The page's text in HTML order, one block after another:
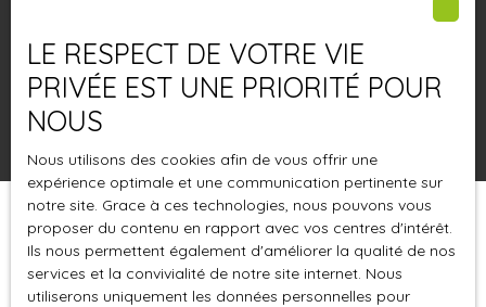
Surface min (m²)
Pertinence
Trier par Créer une alerte
LE RESPECT DE VOTRE VIE
PRIVÉE EST UNE PRIORITÉ POUR
NOUS
Nous utilisons des cookies afin de vous offrir une
expérience optimale et une communication pertinente sur
notre site. Grace à ces technologies, nous pouvons vous
proposer du contenu en rapport avec vos centres d'intérêt.
Ils nous permettent également d'améliorer la qualité de nos
services et la convivialité de notre site internet. Nous
utiliserons uniquement les données personnelles pour